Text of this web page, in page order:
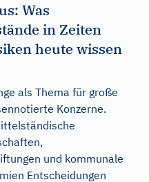
Was
in Zeiten
heute wissen
als Thema für große
Konzerne.
und kommunale
Entscheidungen